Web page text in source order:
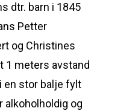
dtr. barn i 1845
Petter
og Christines
1 meters avstand
en stor balje fylt
alkoholholdig og